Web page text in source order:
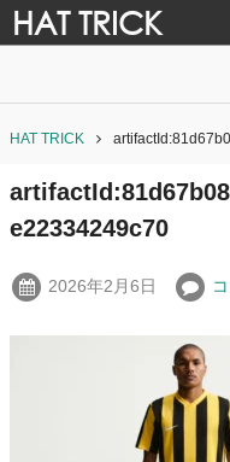
HAT TRICK
HAT TRICK
e22334249c70
2026年2月6日